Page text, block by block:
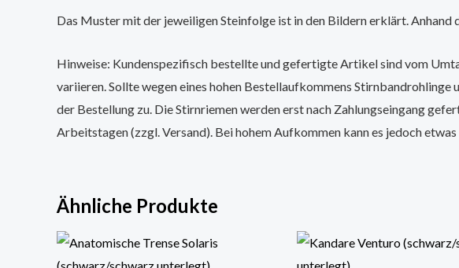
Das Muster mit der jeweiligen Steinfolge ist in den Bildern erklärt.
Hinweise: Kundenspezifisch bestellte und gefertigte Artikel sind vom
variieren. Sollte wegen eines hohen Bestellaufkommens
der Bestellung zu. Die Stirnriemen werden erst nach Zahlungseingang
Arbeitstagen (zzgl. Versand). Bei hohem Aufkommen kann es jedoch etwas
Ähnliche Produkte
Produkt